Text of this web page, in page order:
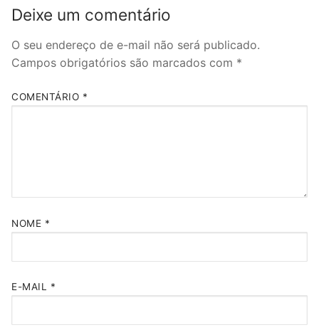
Deixe um comentário
O seu endereço de e-mail não será publicado.
Campos obrigatórios são marcados com *
COMENTÁRIO *
NOME *
E-MAIL *